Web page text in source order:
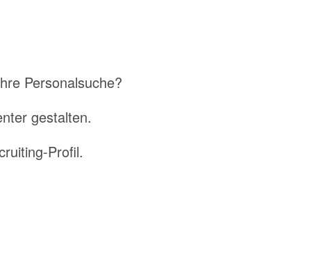
Personalsuche?
gestalten.
Profil.